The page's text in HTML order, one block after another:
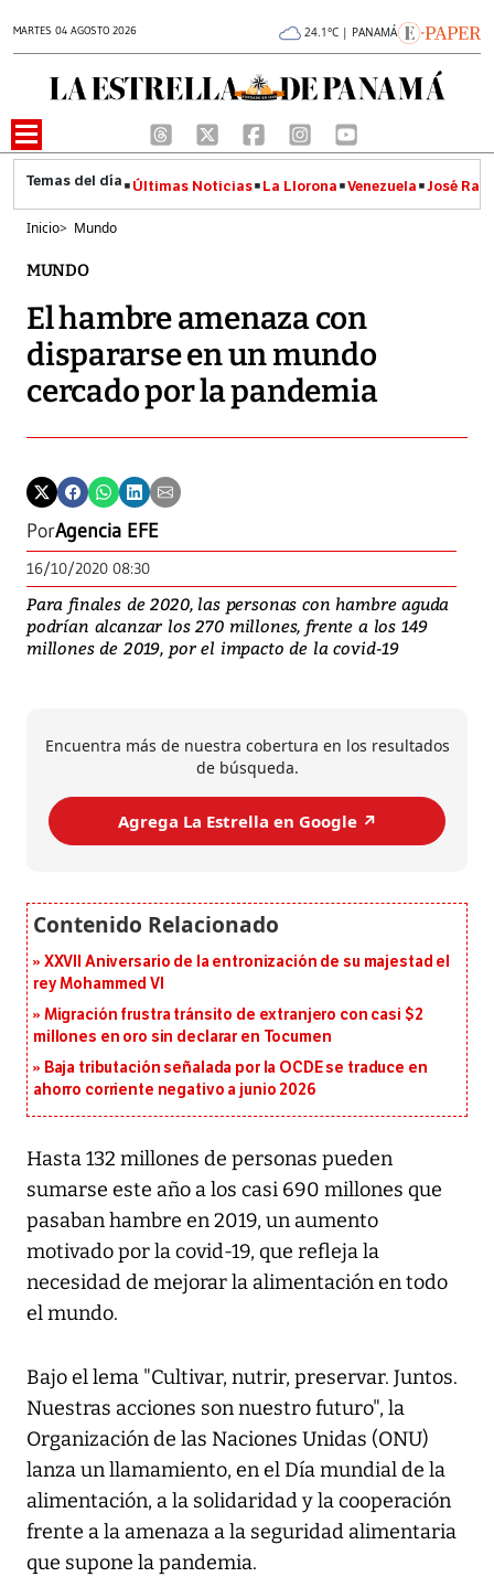
MARTES 04 AGOSTO 2026 24.1°C | PANAMÁ
Últimas Noticias La Llorona Venezuela José
Inicio> Mundo
MUNDO
El hambre amenaza con
dispararse en un mundo
cercado por la pandemia
PorAgencia EFE
16/10/2020 08:30
Para finales de 2020, las personas con hambre aguda
podrían alcanzar los 270 millones, frente a los 149
millones de 2019, por el impacto de la covid-19
Encuentra más de nuestra cobertura en los resultados
de búsqueda.
Agrega La Estrella en Google ↗️
XXVII Aniversario de la entronización de su majestad el
rey Mohammed VI
Migración frustra tránsito de extranjero con casi $2
millones en oro sin declarar en Tocumen
Baja tributación señalada por la OCDE se traduce en
ahorro corriente negativo a junio 2026
Hasta 132 millones de personas pueden
sumarse este año a los casi 690 millones que
pasaban hambre en 2019, un aumento
motivado por la covid-19, que refleja la
necesidad de mejorar la alimentación en todo
el mundo.
Bajo el lema "Cultivar, nutrir, preservar. Juntos.
Nuestras acciones son nuestro futuro", la
Organización de las Naciones Unidas (ONU)
lanza un llamamiento, en el Día mundial de la
alimentación, a la solidaridad y la cooperación
frente a la amenaza a la seguridad alimentaria
que supone la pandemia.